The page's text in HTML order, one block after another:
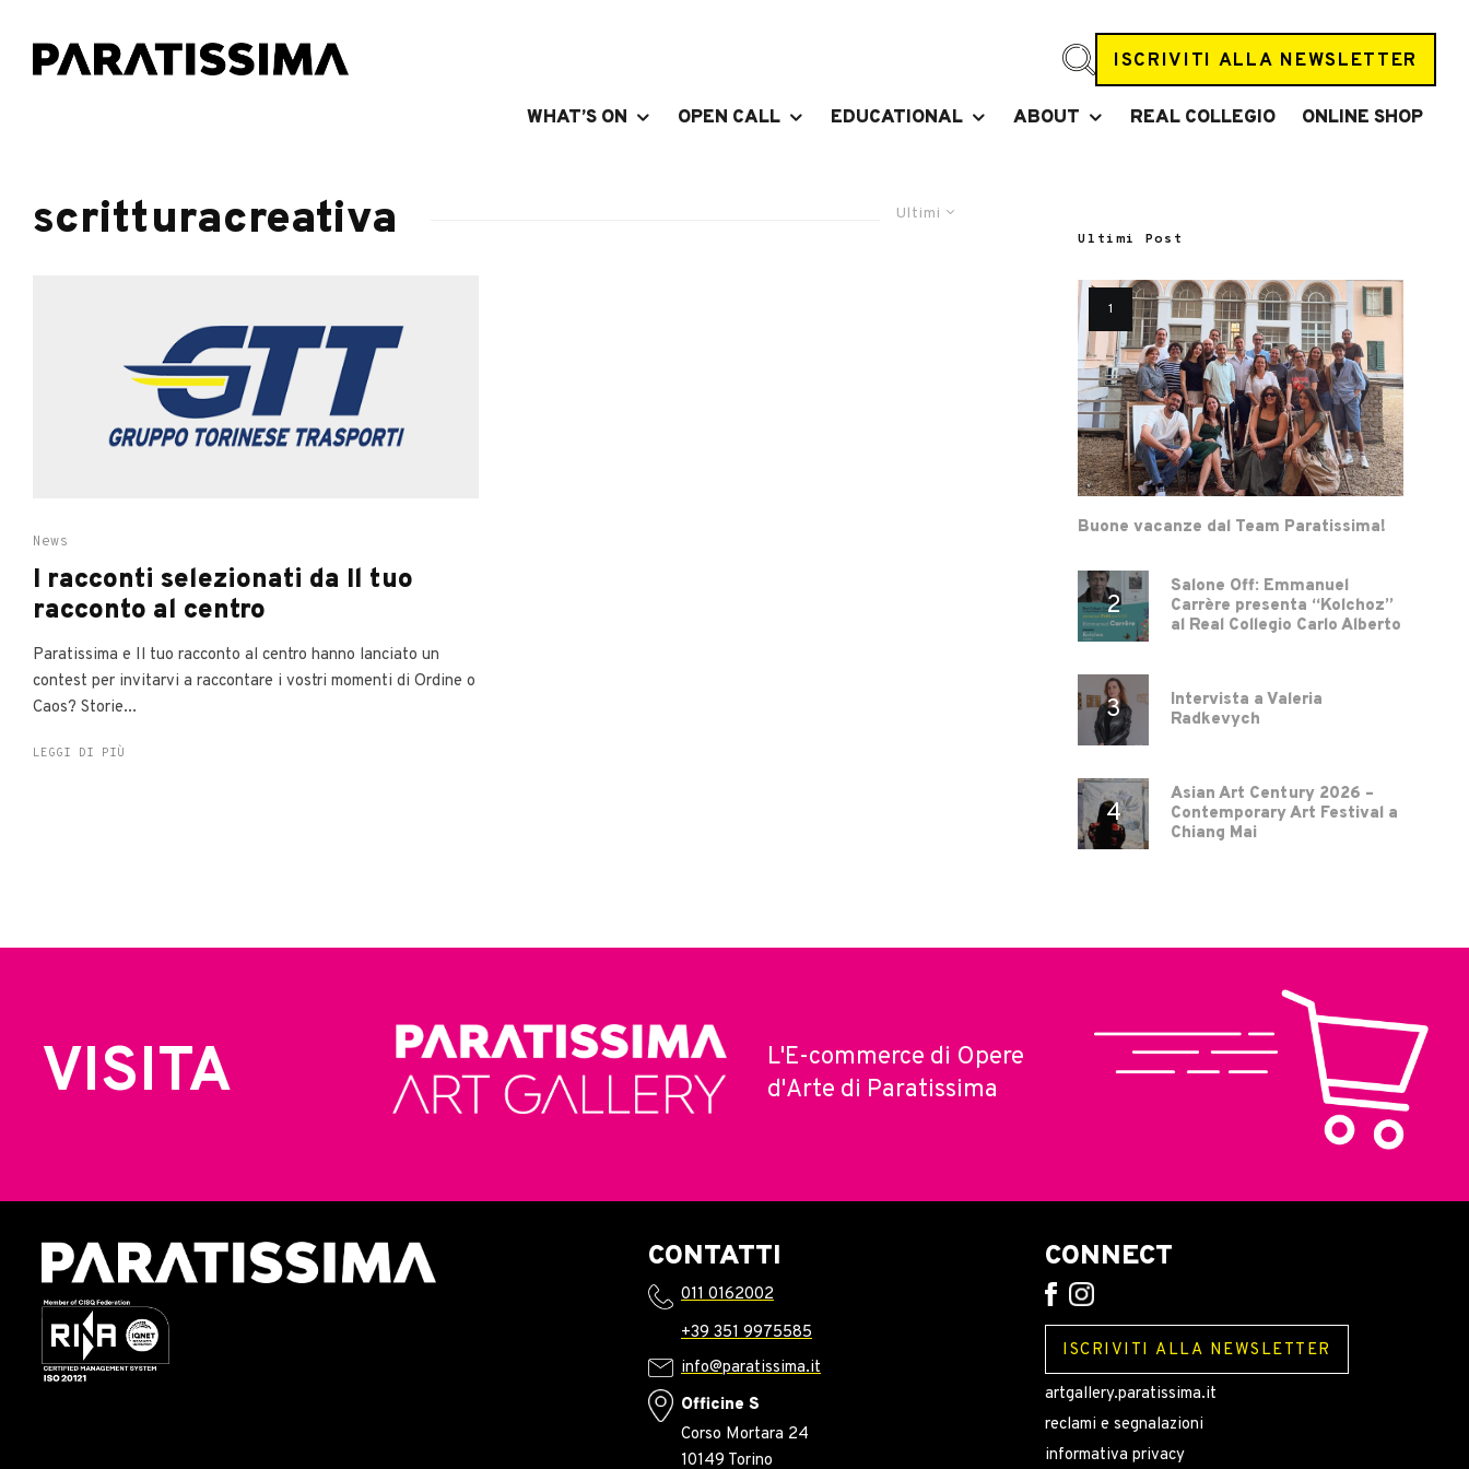
ISCRIVITI ALLA NEWSLETTER
WHAT’S ON OPEN CALL EDUCATIONAL ABOUT REAL COLLEGIO ONLINE SHOP
Ultimi
scritturacreativa
News
I racconti selezionati da Il tuo
racconto al centro
Paratissima e Il tuo racconto al centro hanno lanciato un
contest per invitarvi a raccontare i vostri momenti di Ordine o
Caos? Storie...
LEGGI DI PIÙ
Ultimi Post
Buone vacanze dal Team Paratissima!
Salone Off: Emmanuel
Carrère presenta “Kolchoz”
al Real Collegio Carlo Alberto
Intervista a Valeria
Radkevych
Asian Art Century 2026 –
Contemporary Art Festival a
Chiang Mai
VISITA
L'E-commerce di Opere
d'Arte di Paratissima
CONTATTI
011 0162002
+39 351 9975585
info@paratissima.it
Officine S
Corso Mortara 24
10149 Torino
CONNECT
ISCRIVITI ALLA NEWSLETTER
artgallery.paratissima.it
reclami e segnalazioni
informativa privacy